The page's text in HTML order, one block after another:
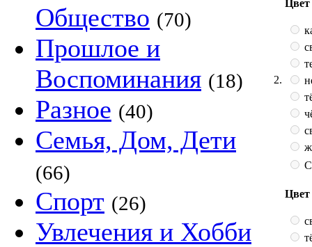
Общество (70)
Прошлое и
Воспоминания (18)
Разное (40)
Семья, Дом, Дети
(66)
Спорт (26)
Увлечения и Хобби
2.
Цвет
Цвет